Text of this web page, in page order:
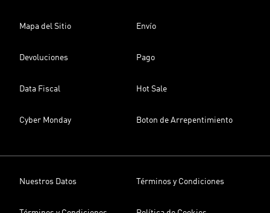
Mapa del Sitio Envío
Devoluciones Pago
Data Fiscal Hot Sale
Cyber Monday Boton de Arrepentimiento
Nuestros Datos Términos y Condiciones